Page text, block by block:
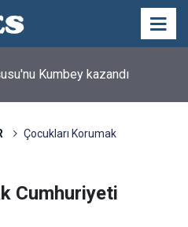
Kumbey kazandı
Çocukları Korumak
Cumhuriyeti